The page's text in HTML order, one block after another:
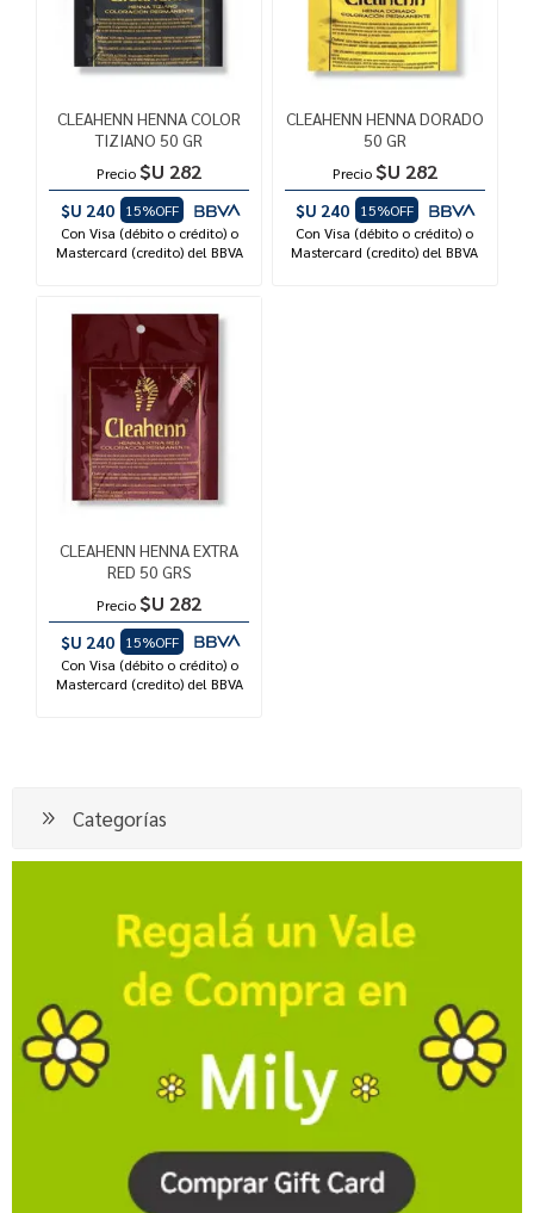
CLEAHENN HENNA COLOR
TIZIANO 50 GR
Precio $U 282
$U 240
15%OFF
Con Visa (débito o crédito) o
Mastercard (credito) del BBVA
CLEAHENN HENNA DORADO
50 GR
Precio $U 282
$U 240
15%OFF
Con Visa (débito o crédito) o
Mastercard (credito) del BBVA
CLEAHENN HENNA EXTRA
RED 50 GRS
Precio $U 282
$U 240
15%OFF
Con Visa (débito o crédito) o
Mastercard (credito) del BBVA
Categorías